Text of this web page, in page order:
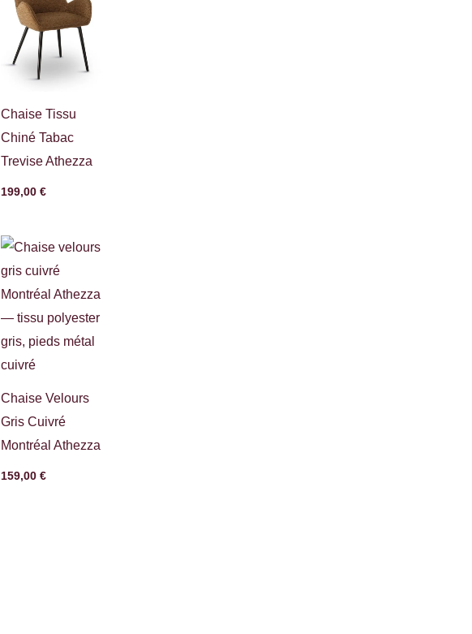
Chaise Tissu
Chiné Tabac
Trevise Athezza
199,00 €
Chaise Velours
Gris Cuivré
Montréal Athezza
159,00 €